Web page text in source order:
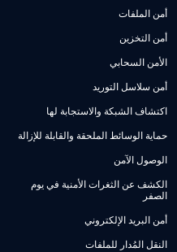
أمن الملفات
أمن التخزين
الأمن السحابي
أمن سلاسل التوريد
اكتشاف الشبكة والاستجابة لها
حماية الوسائط الملحقة والقابلة للإزالة
الوصول الآمن
الكشف عن الثغرات الأمنية في يوم
الصفر
أمن البريد الإلكتروني
النقل المُدار للملفات